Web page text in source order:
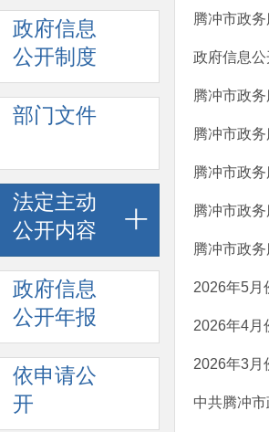
政府信息
公开制度
部门文件
法定主动
公开内容
政府信息
公开年报
依申请公
开
腾冲市政
政府信息
腾冲市政
腾冲市政
腾冲市政
腾冲市政
腾冲市政
2026年5月
2026年4月
2026年3月
中共腾冲